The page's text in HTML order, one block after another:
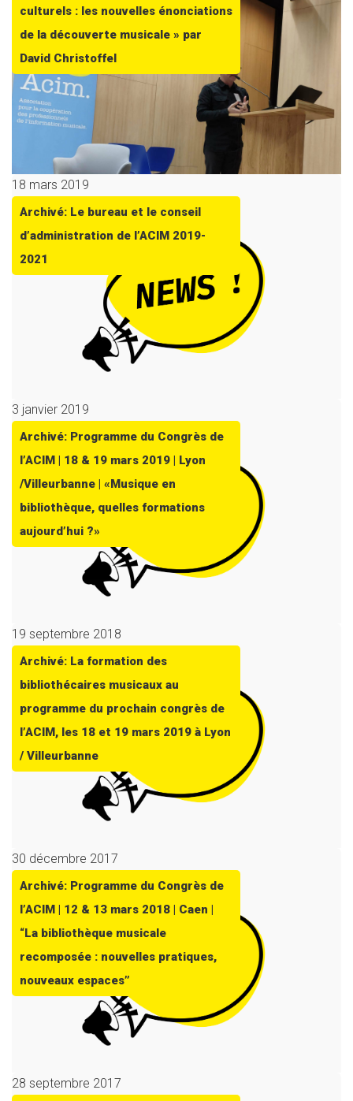
culturels : les nouvelles énonciations
de la découverte musicale » par
David Christoffel
18 mars 2019
Archivé: Le bureau et le conseil
d’administration de l’ACIM 2019-
2021
3 janvier 2019
Archivé: Programme du Congrès de
l’ACIM | 18 & 19 mars 2019 | Lyon
/Villeurbanne | «Musique en
bibliothèque, quelles formations
aujourd’hui ?»
19 septembre 2018
Archivé: La formation des
bibliothécaires musicaux au
programme du prochain congrès de
l’ACIM, les 18 et 19 mars 2019 à Lyon
/ Villeurbanne
30 décembre 2017
Archivé: Programme du Congrès de
l’ACIM | 12 & 13 mars 2018 | Caen |
“La bibliothèque musicale
recomposée : nouvelles pratiques,
nouveaux espaces”
28 septembre 2017